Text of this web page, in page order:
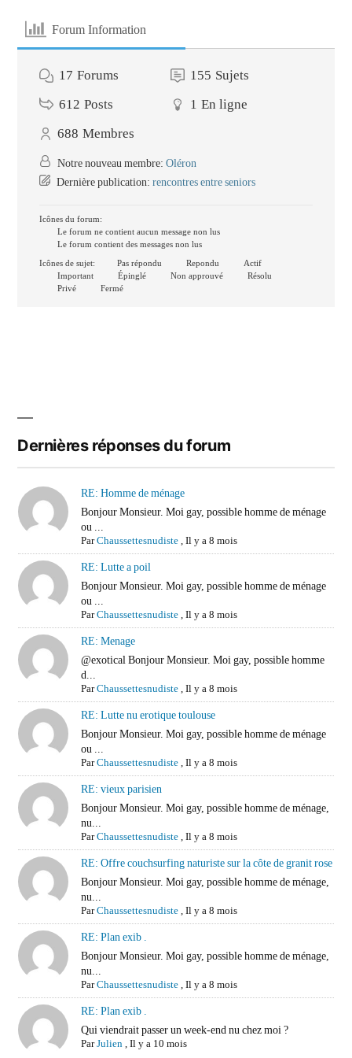
Forum Information
17 Forums 155 Sujets
612 Posts 1 En ligne
688 Membres
Notre nouveau membre: Oléron
Dernière publication: rencontres entre seniors
Icônes du forum:
Le forum ne contient aucun message non lus
Le forum contient des messages non lus
Icônes de sujet:
Pas répondu Repondu
Actif
Important
Épinglé Non approuvé
Résolu
Privé
Fermé
Dernières réponses du forum
RE: Homme de ménage
Bonjour Monsieur. Moi gay, possible homme de ménage
ou ...
ParChaussettesnudiste,Il y a 8 mois
RE: Lutte a poil
Bonjour Monsieur. Moi gay, possible homme de ménage
ou ...
ParChaussettesnudiste,Il y a 8 mois
RE: Menage
@exotical Bonjour Monsieur. Moi gay, possible homme
d...
ParChaussettesnudiste,Il y a 8 mois
RE: Lutte nu erotique toulouse
Bonjour Monsieur. Moi gay, possible homme de ménage
ou ...
ParChaussettesnudiste,Il y a 8 mois
RE: vieux parisien
Bonjour Monsieur. Moi gay, possible homme de ménage,
nu...
ParChaussettesnudiste,Il y a 8 mois
RE: Offre couchsurfing naturiste sur la côte de granit rose
Bonjour Monsieur. Moi gay, possible homme de ménage,
nu...
ParChaussettesnudiste,Il y a 8 mois
RE: Plan exib .
Bonjour Monsieur. Moi gay, possible homme de ménage,
nu...
ParChaussettesnudiste,Il y a 8 mois
RE: Plan exib .
Qui viendrait passer un week-end nu chez moi ?
ParJulien,Il y a 10 mois